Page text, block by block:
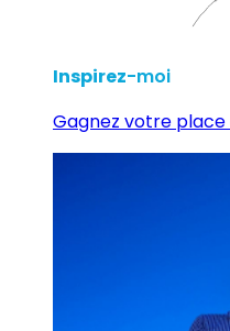
Inspirez-moi
Gagnez votre place